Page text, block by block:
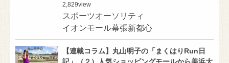
2,829view
スポーツオーソリティ
イオンモール幕張新都心
【連載コラム】丸山明子の「まくはりRun日
記」（２）人気ショッピングモールから美浜大